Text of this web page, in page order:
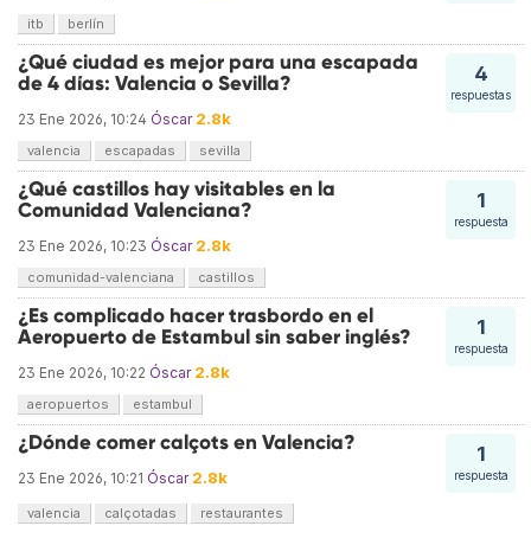
itb berlín
4
respuestas
¿Qué ciudad es mejor para una escapada
de 4 días: Valencia o Sevilla?
23 Ene 2026, 10:24 Óscar 2.8k
valencia escapadas sevilla
1
respuesta
¿Qué castillos hay visitables en la
Comunidad Valenciana?
23 Ene 2026, 10:23 Óscar 2.8k
comunidad-valenciana castillos
1
respuesta
¿Es complicado hacer trasbordo en el
Aeropuerto de Estambul sin saber inglés?
23 Ene 2026, 10:22 Óscar 2.8k
aeropuertos estambul
1
respuesta
¿Dónde comer calçots en Valencia?
23 Ene 2026, 10:21 Óscar 2.8k
valencia calçotadas restaurantes